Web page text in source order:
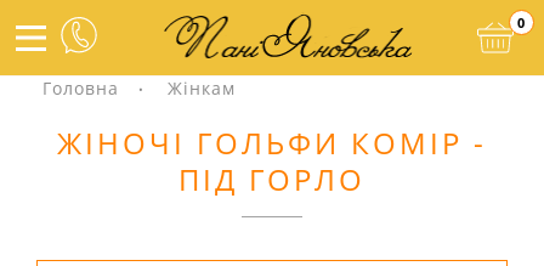
0
Головна Жінкам
ЖІНОЧІ ГОЛЬФИ КОМІР -
ПІД ГОРЛО